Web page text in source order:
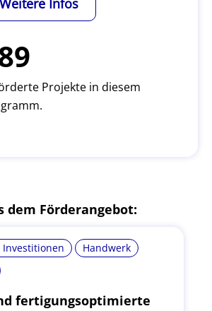
Weitere Infos
Projekte in diesem
dem Förderangebot:
Handwerk
fertigungsoptimierte